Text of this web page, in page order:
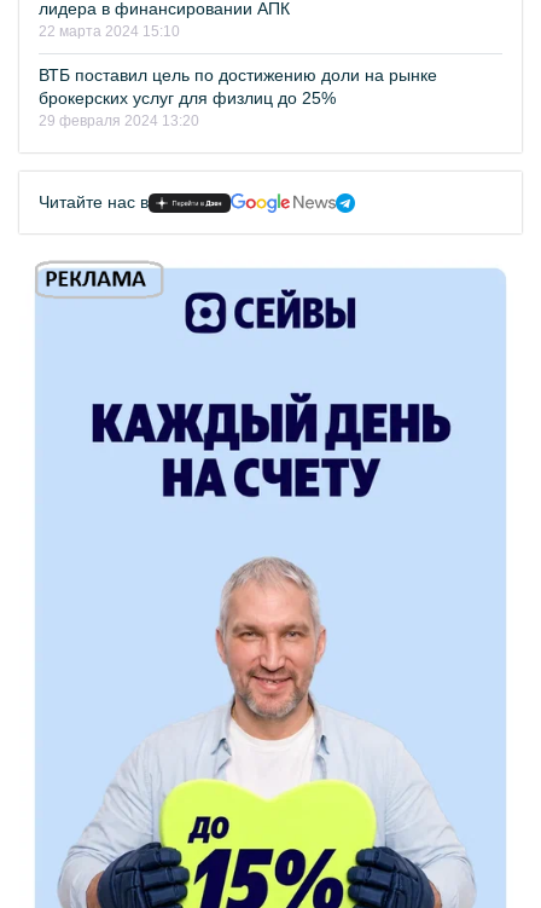
лидера в финансировании АПК
22 марта 2024 15:10
ВТБ поставил цель по достижению доли на рынке
брокерских услуг для физлиц до 25%
29 февраля 2024 13:20
Читайте нас в